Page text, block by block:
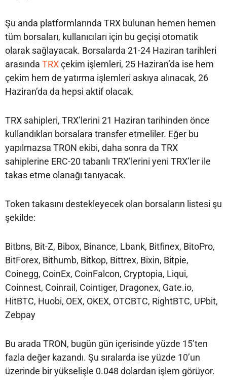
Şu anda platformlarında TRX bulunan hemen hemen
tüm borsaları, kullanıcıları için bu geçişi otomatik
olarak sağlayacak. Borsalarda 21-24 Haziran tarihleri
arasında TRXçekim işlemleri, 25 Haziran’da ise hem
çekim hem de yatırma işlemleri askıya alınacak, 26
Haziran’da da hepsi aktif olacak.
TRX sahipleri, TRX’lerini 21 Haziran tarihinden önce
kullandıkları borsalara transfer etmeliler. Eğer bu
yapılmazsa TRON ekibi, daha sonra da TRX
sahiplerine ERC-20 tabanlı TRX’lerini yeni TRX’ler ile
takas etme olanağı tanıyacak.
Token takasını destekleyecek olan borsaların listesi şu
şekilde:
Bitbns, Bit-Z, Bibox, Binance, Lbank, Bitfinex, BitoPro,
BitForex, Bithumb, Bitkop, Bittrex, Bixin, Bitpie,
Coinegg, CoinEx, CoinFalcon, Cryptopia, Liqui,
Coinnest, Coinrail, Cointiger, Dragonex, Gate.io,
HitBTC, Huobi, OEX, OKEX, OTCBTC, RightBTC, UPbit,
Zebpay
Bu arada TRON, bugün gün içerisinde yüzde 15’ten
fazla değer kazandı. Şu sıralarda ise yüzde 10’un
üzerinde bir yükselişle 0.048 dolardan işlem görüyor.